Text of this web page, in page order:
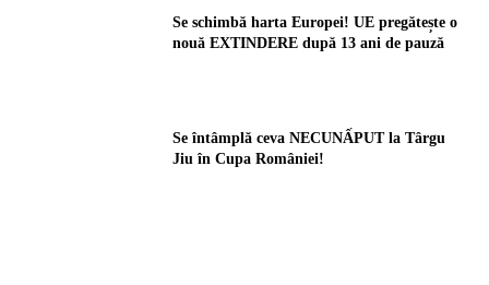
Se schimbă harta Europei! UE pregătește o
nouă EXTINDERE după 13 ani de pauză
Se întâmplă ceva NECUNẤPUT la Târgu
Jiu în Cupa României!